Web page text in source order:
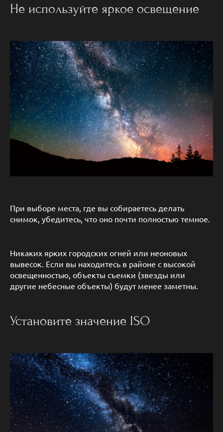
Не используйте яркое освещение
При выборе места, где вы собираетесь делать
снимок, убедитесь, что оно почти полностью темное.
Никаких ярких городских огней или неоновых
вывесок. Если вы находитесь в районе с высокой
освещенностью, объекты съемки (звезды или
другие небесные объекты) будут менее заметны.
Установите значение ISO